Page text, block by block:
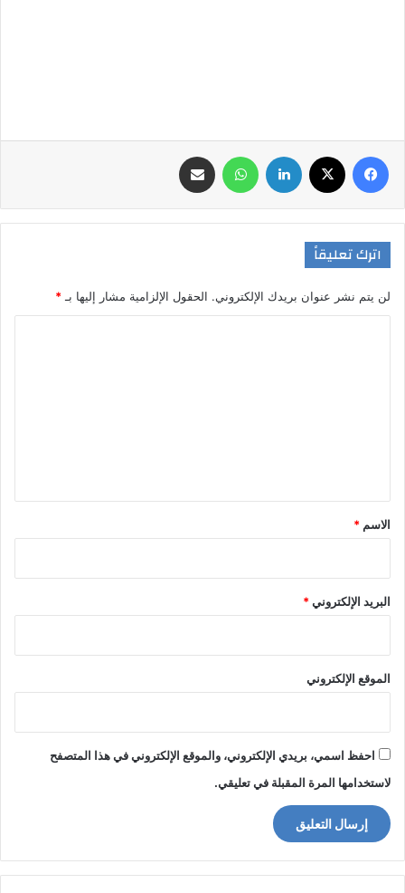
اترك تعليقاً
لن يتم نشر عنوان بريدك الإلكتروني. الحقول الإلزامية مشار إليها بـ *
*
الاسم *
البريد الإلكتروني*
الموقع الإلكتروني
احفظ اسمي، بريدي الإلكتروني، والموقع الإلكتروني في هذا المتصفح
لاستخدامها المرة المقبلة في تعليقي.